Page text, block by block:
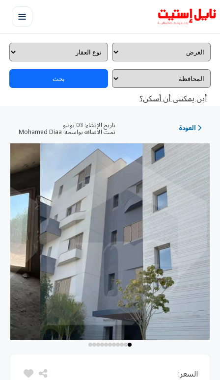
بحث
أين يمكننى أن أسكن؟
العودة تاريخ الإنشاء:
تمت الاضافه بواسطه: Mohamed Diaa
السعر: